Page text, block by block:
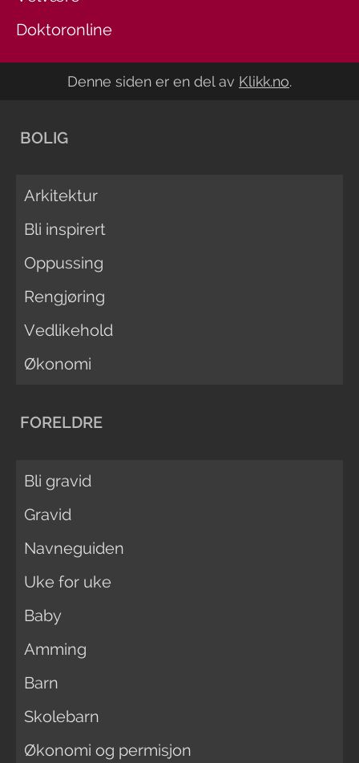
Doktoronline
Denne siden er en del av Klikk.no.
BOLIG
Arkitektur
Bli inspirert
Oppussing
Rengjøring
Vedlikehold
Økonomi
FORELDRE
Bli gravid
Gravid
Navneguiden
Uke for uke
Baby
Amming
Barn
Skolebarn
Økonomi og permisjon